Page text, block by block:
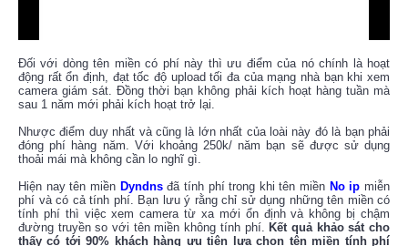
Đối với dòng tên miền có phí này thì ưu điểm của nó chính là hoạt
động rất ổn định, đạt tốc độ upload tối đa của mạng nhà bạn khi xem
camera giám sát. Đồng thời bạn không phải kích hoạt hàng tuần mà
sau 1 năm mới phải kích hoạt trở lại.
Nhược điểm duy nhất và cũng là lớn nhất của loài này đó là bạn phải
đóng phí hàng năm. Với khoảng 250k/ năm bạn sẽ được sử dụng
thoải mái mà không cần lo nghĩ gì.
Hiện nay tên miền Dyndnsđã tính phí trong khi tên miền No ip miễn
phí và có cả tính phí. Bạn lưu ý rằng chỉ sử dụng những tên miền có
tính phí thì việc xem camera từ xa mới ổn định và không bị chậm
đường truyền so với tên miền không tính phí. Kết quả khảo sát cho
thấy có tới 90% khách hàng ưu tiên lựa chọn tên miền tính phí